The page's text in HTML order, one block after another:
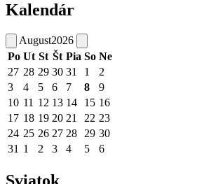
Kalendár
August2026
Po Ut St Št Pia So Ne
27 28 29 30 31 1
2
3
4 5 6 7 8
9
10 11 12 13 14 15 16
17 18 19 20 21 22 23
24 25 26 27 28 29 30
31 1 2 3 4 5 6